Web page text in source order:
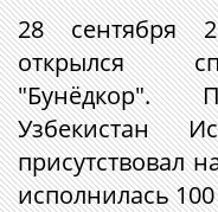
28 сентября
открылся
"Бунёдкор".
Узбекистан
присутствовал
исполнилась